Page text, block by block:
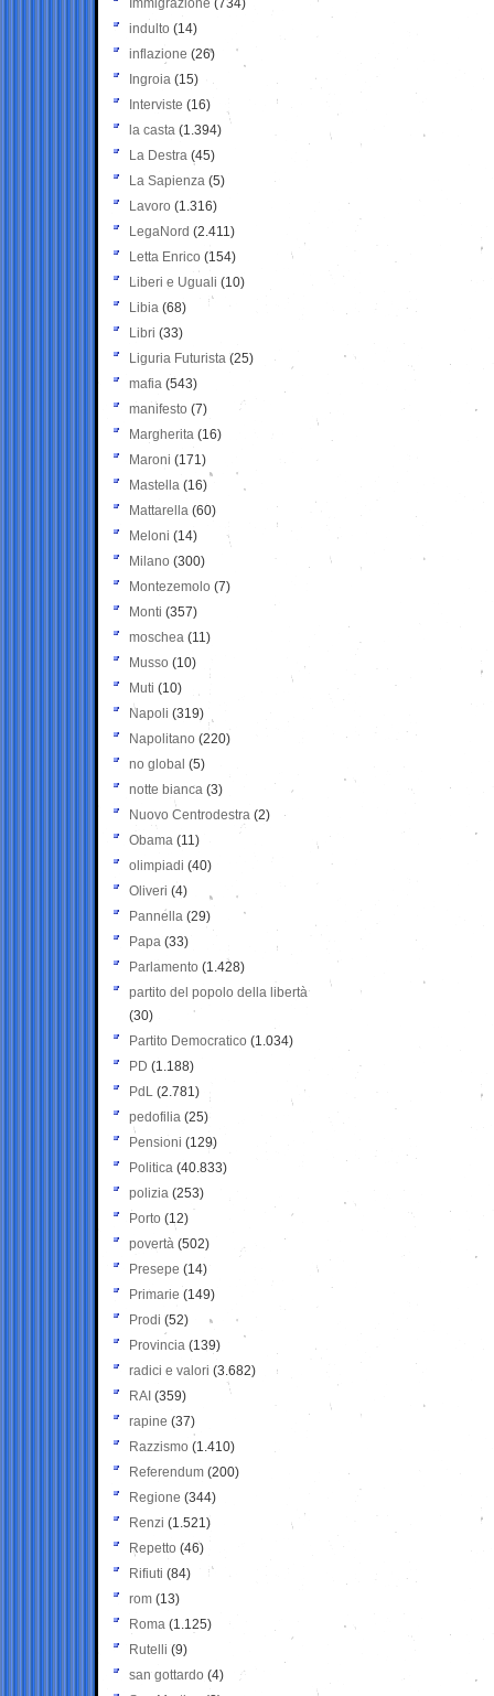
Immigrazione (734)
indulto (14)
inflazione (26)
Ingroia (15)
Interviste (16)
la casta (1.394)
La Destra (45)
La Sapienza (5)
Lavoro (1.316)
LegaNord (2.411)
Letta Enrico (154)
Liberi e Uguali (10)
Libia (68)
Libri (33)
Liguria Futurista (25)
mafia (543)
manifesto (7)
Margherita (16)
Maroni (171)
Mastella (16)
Mattarella (60)
Meloni (14)
Milano (300)
Montezemolo (7)
Monti (357)
moschea (11)
Musso (10)
Muti (10)
Napoli (319)
Napolitano (220)
no global (5)
notte bianca (3)
Nuovo Centrodestra (2)
Obama (11)
olimpiadi (40)
Oliveri (4)
Pannella (29)
Papa (33)
Parlamento (1.428)
partito del popolo della libertà
(30)
Partito Democratico (1.034)
PD (1.188)
PdL (2.781)
pedofilia (25)
Pensioni (129)
Politica (40.833)
polizia (253)
Porto (12)
povertà (502)
Presepe (14)
Primarie (149)
Prodi (52)
Provincia (139)
radici e valori (3.682)
RAI (359)
rapine (37)
Razzismo (1.410)
Referendum (200)
Regione (344)
Renzi (1.521)
Repetto (46)
Rifiuti (84)
rom (13)
Roma (1.125)
Rutelli (9)
san gottardo (4)